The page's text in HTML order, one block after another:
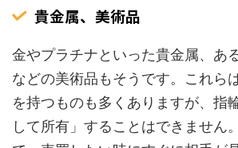
貴金属、美術品
金やプラチナといった貴金属、あ
などの美術品もそうです。これら
を持つものも多くありますが、指
して所有」することはできません